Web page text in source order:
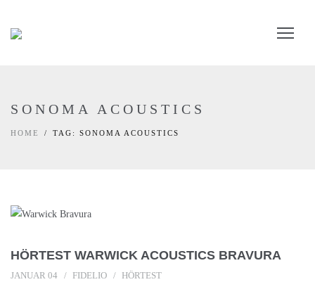
SONOMA ACOUSTICS
HOME TAG: SONOMA ACOUSTICS
HÖRTEST WARWICK ACOUSTICS BRAVURA
JANUAR 04 FIDELIO HÖRTEST